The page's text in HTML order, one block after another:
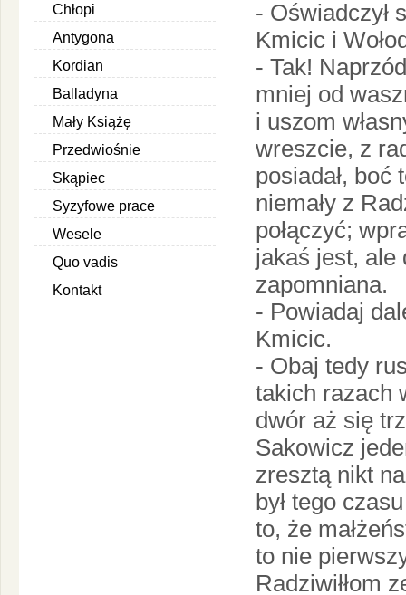
Chłopi
Antygona
Kordian
Balladyna
Mały Książę
Przedwiośnie
Skąpiec
Syzyfowe prace
Wesele
Quo vadis
Kontakt
- Oświadczył
Kmicic i
- Tak!
mniej od
i uszom
wreszcie, z
posiadał, boć
niemały z
połączyć;
jakaś jest, ale
zapomniana.
- Powiadaj
Kmicic.
- Obaj tedy
takich razach
dwór aż się
Sakowicz
zresztą nikt
był tego
to, że
to nie
Radziwiłłom